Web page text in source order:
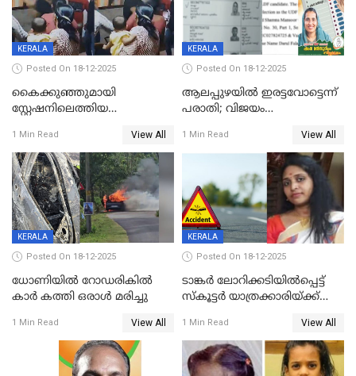
KERALA
Posted On 18-12-2025
കൈക്കുഞ്ഞുമായി
സ്റ്റേഷനിലെത്തിയ
കരണത്തടിച്ചു; CC ടിവി
ദൃശ്യങ്ങൾ പുറത്ത്
1 Min Read View All
KERALA
Posted On 18-12-2025
ആലപ്പുഴയിൽ ഇരട്ടവോട്ടെന്ന്
പരാതി; വിജയം
വാർഡിലെ എൽഡിഎഫ്
സ്ഥാനാർത്ഥി
1 Min Read View All
KERALA
Posted On 18-12-2025
ധോണിയിൽ റോഡരികിൽ
കാർ കത്തി ഒരാൾ മരിച്ചു
1 Min Read View All
KERALA
Posted On 18-12-2025
ടാങ്കർ ലോറിക്കടിയിൽപ്പെട്ട്
സ്കൂട്ടർ യാത്രക്കാരിയ്ക്ക്
കണ്ടോത്ത് ദേശീയ പാതയിൽ
1 Min Read View All